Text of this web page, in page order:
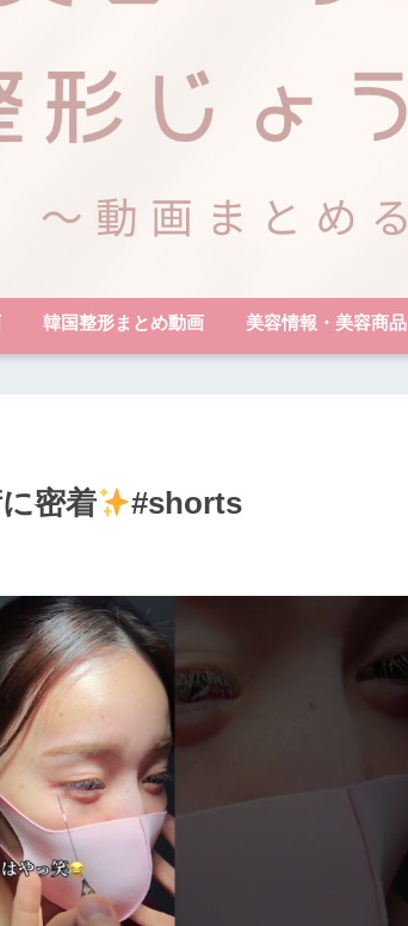
韓国整形まとめ動画 美容情報・美容商品
密着 #shorts